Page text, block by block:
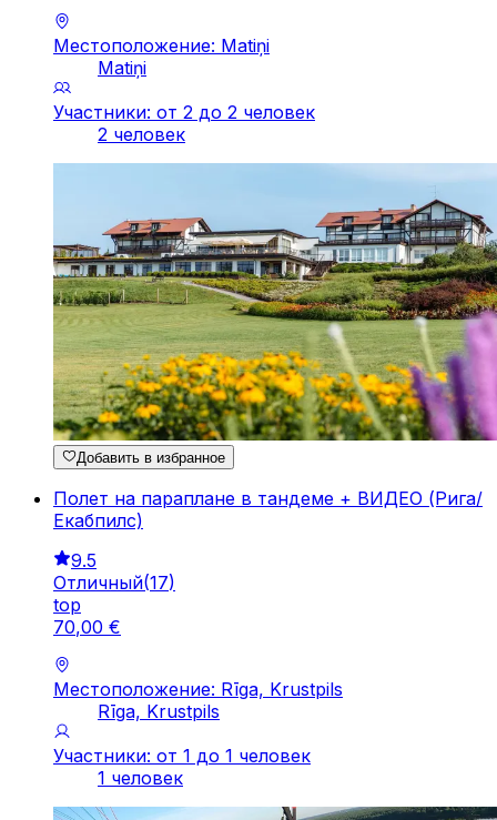
Местоположение: Matiņi
Matiņi
Участники: от 2 до 2 человек
2 человек
Добавить в избранное
Полет на параплане в тандеме + ВИДЕО (Рига/
Екабпилс)
9.5
Отличный(17)
top
70,00 €
Местоположение: Rīga, Krustpils
Rīga, Krustpils
Участники: от 1 до 1 человек
1 человек